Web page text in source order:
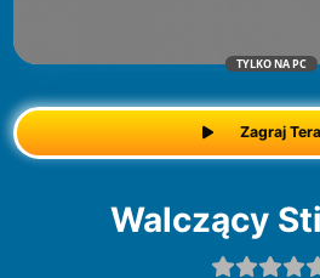
TYLKO NA PC
Zagraj
Walczący